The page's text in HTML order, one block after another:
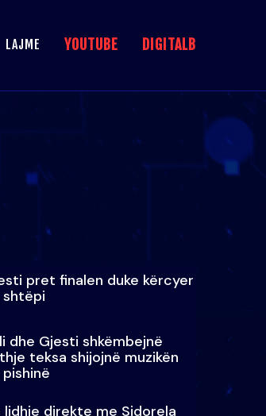
LAJME YOUTUBE DIGITALB
pret finalen duke kërcyer
shtëpi
dhe Gjesti shkëmbejnë
teksa shijojnë muzikën
lidhje direkte me Sidorela